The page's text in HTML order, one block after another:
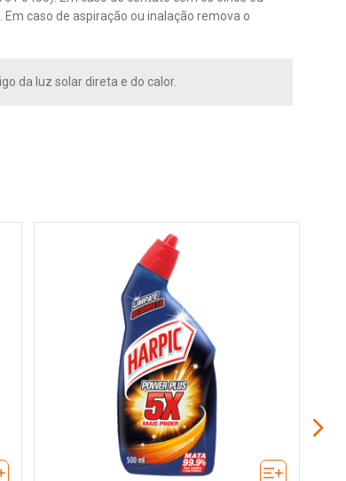
caso de aspiração ou inalação remova o
da luz solar direta e do calor.